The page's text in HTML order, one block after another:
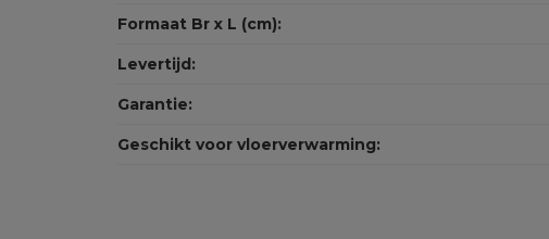
Formaat Br x L (cm):
Levertijd:
Garantie:
Geschikt voor vloerverwarming: